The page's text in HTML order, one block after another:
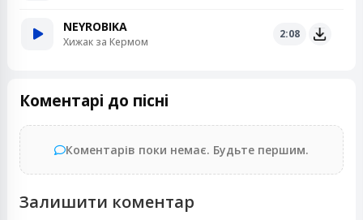
NEYROBIKA
Хижак за Кермом
2:08
Коментарі до пісні
Коментарів поки немає. Будьте першим.
Залишити коментар